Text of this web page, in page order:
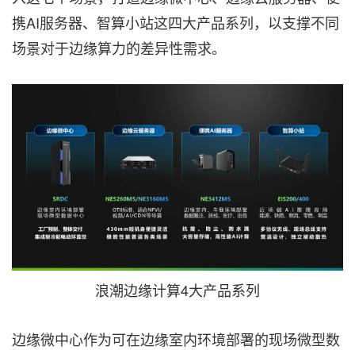
携AI服务器、智算小站这四大产品系列，以支撑不同
场景对于边缘算力的差异性需求。
浪潮边缘计算4大产品系列
边缘微中心作为可在边缘室内环境部署的现场微型数